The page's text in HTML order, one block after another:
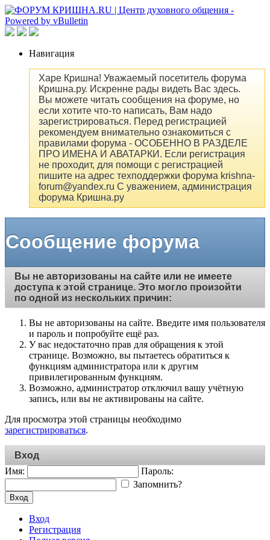
Навигация
Харе Кришна! Уважаемый посетитель форума
Кришна.ру. Искренне рады видеть Вас здесь.
Вы можете читать сообщения на форуме, но
если хотите что-то написать, Вам надо
зарегистрироваться. Перед регистрацией
рекомендуем внимательно ознакомиться с
правилами форума - ОСОБЕННО В РАЗДЕЛЕ
ПРО ИМЕНА И АВАТАРКИ. Если регистрация
не проходит, для помощи с регистрацией
пишите на адрес техподдержки форума krishna-
forum@yandex.ru С уважением, администрация
форума Кришна.ру
Сообщение форума
Вы не авторизованы на сайте или не имеете
доступа к этой странице. Это могло произойти
по одной из нескольких причин:
Вы не авторизованы на сайте. Введите имя пользователя
и пароль и попробуйте ещё раз.
У вас недостаточно прав для обращения к этой
странице. Возможно, вы пытаетесь обратиться к
функциям администратора или к другим
привилегированным функциям.
Возможно, администратор отключил вашу учётную
запись, или вы не активированы на сайте.
Для просмотра этой страницы необходимо
зарегистрироваться.
Вход
Имя:
Пароль:
Запомнить?
Вход
Вход
Регистрация